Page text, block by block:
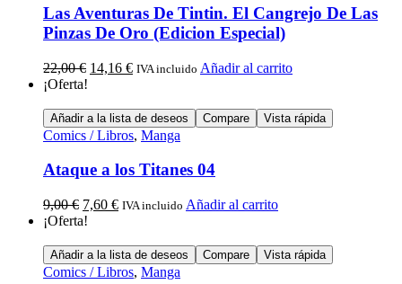
Las Aventuras De Tintin. El Cangrejo De Las
Pinzas De Oro (Edicion Especial)
22,00€ 14,16 € IVA incluido Añadir al carrito
¡Oferta!
Añadir a la lista de deseos Compare Vista rápida
Comics / Libros, Manga
Ataque a los Titanes 04
9,00€ 7,60 € IVA incluido Añadir al carrito
¡Oferta!
Añadir a la lista de deseos Compare Vista rápida
Comics / Libros, Manga